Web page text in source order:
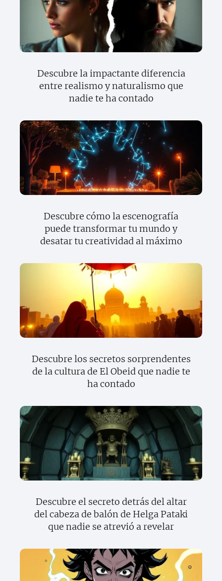
Descubre la impactante diferencia
entre realismo y naturalismo que
nadie te ha contado
Descubre cómo la escenografía
puede transformar tu mundo y
desatar tu creatividad al máximo
Descubre los secretos sorprendentes
de la cultura de El Obeid que nadie te
ha contado
Descubre el secreto detrás del altar
del cabeza de balón de Helga Pataki
que nadie se atrevió a revelar